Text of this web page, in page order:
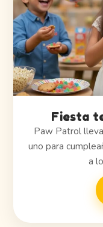
Fiesta
Paw Patrol
uno para
a